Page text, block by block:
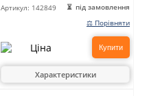
Артикул: 142849
під замовлення
⚖ Порівняти
Купити
Характеристики